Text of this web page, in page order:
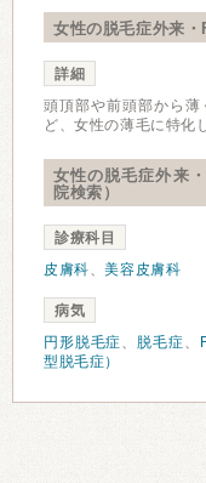
女性の脱毛症外来
詳細
頭頂部や前頭部から薄
ど、女性の薄毛に特化
女性の脱毛症外来
院検索）
診療科目
皮膚科、美容皮膚科
病気
円形脱毛症、 脱毛症、
型脱毛症）